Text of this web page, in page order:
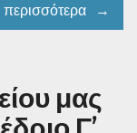
περισσότερα
μας